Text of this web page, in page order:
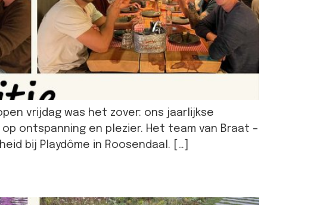
vrijdag was het zover: ons jaarlijkse
ontspanning en plezier. Het team van Braat –
bij Playdôme in Roosendaal. […]